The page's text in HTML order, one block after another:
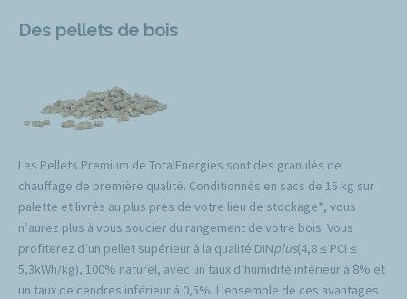
Des pellets de bois
Les Pellets Premium de TotalEnergies sont des granulés de
chauffage de première qualité. Conditionnés en sacs de 15 kg sur
palette et livrés au plus près de votre lieu de stockage*, vous
n’aurez plus à vous soucier du rangement de votre bois. Vous
profiterez d’un pellet supérieur à la qualité DINplus(4,8 ≤ PCI ≤
5,3kWh/kg), 100% naturel, avec un taux d’humidité inférieur à 8% et
un taux de cendres inférieur à 0,5%. L’ensemble de ces avantages